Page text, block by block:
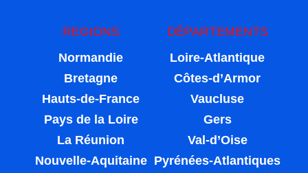
REGIONS
Normandie
Bretagne
Hauts-de-France
Pays de la Loire
La Réunion
Nouvelle-Aquitaine
DÉPARTEMENTS
Loire-Atlantique
Côtes-d’Armor
Vaucluse
Gers
Val-d’Oise
Pyrénées-Atlantiques